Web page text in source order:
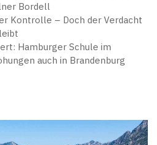
Bordell
Kontrolle – Doch der Verdacht
Hamburger Schule im
auch in Brandenburg